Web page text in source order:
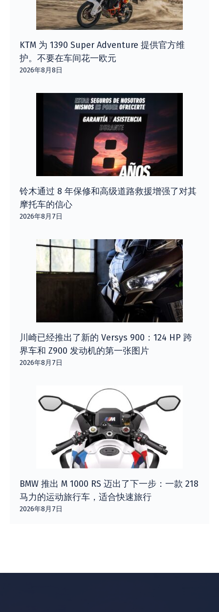
KTM 为 1390 Super Adventure 提供官方维
护。不要在车间花一欧元
2026年8月8日
铃木通过 8 年保修和高级道路救援增强了对其
摩托车的信心
2026年8月7日
川崎已经推出了新的 Versys 900：124 HP 跨
界车和 Z900 发动机的第一张图片
2026年8月7日
BMW 推出 M 1000 RS 迈出了下一步：一款 218
马力的运动旅行车，适合快速旅行
2026年8月7日